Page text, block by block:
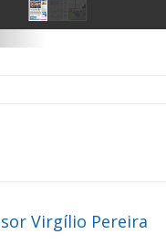
Virgílio Pereira